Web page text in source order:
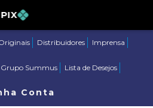
PIX
Distribuidores Imprensa
Grupo Summus Lista de Desejos
Conta